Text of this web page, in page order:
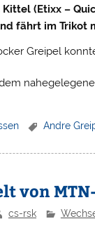
(Etixx –
fährt im Trikot
Greipel
Andre
von
cs-rsk